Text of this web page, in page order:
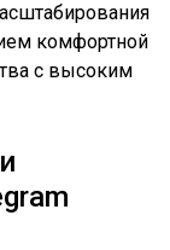
комфортной
с высоким